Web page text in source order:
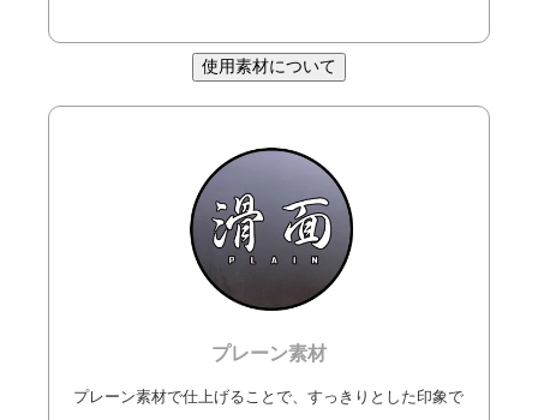
使用素材について
プレーン素材
プレーン素材で仕上げることで、すっきりとした印象で